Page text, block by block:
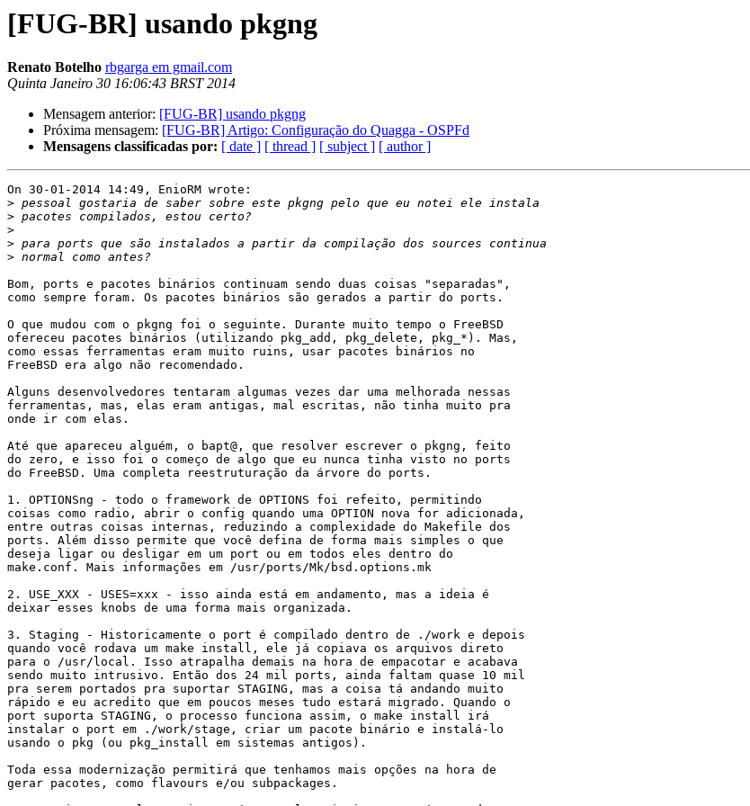
[FUG-BR] usando pkgng
Renato Botelho rbgarga em gmail.com
Quinta Janeiro 30 16:06:43 BRST 2014
Mensagem anterior: [FUG-BR] usando pkgng
Próxima mensagem: [FUG-BR] Artigo: Configuração do Quagga - OSPFd
Mensagens classificadas por: [ date ] [ thread ] [ subject ] [ author ]
On 30-01-2014 14:49, EnioRM wrote:
>
>
>
>
>
Bom, ports e pacotes binários continuam sendo duas coisas "separadas",
como sempre foram. Os pacotes binários são gerados a partir do ports.
O que mudou com o pkgng foi o seguinte. Durante muito tempo o FreeBSD
ofereceu pacotes binários (utilizando pkg_add, pkg_delete, pkg_*). Mas,
como essas ferramentas eram muito ruins, usar pacotes binários no
FreeBSD era algo não recomendado.
Alguns desenvolvedores tentaram algumas vezes dar uma melhorada nessas
ferramentas, mas, elas eram antigas, mal escritas, não tinha muito pra
onde ir com elas.
Até que apareceu alguém, o bapt@, que resolver escrever o pkgng, feito
do zero, e isso foi o começo de algo que eu nunca tinha visto no ports
do FreeBSD. Uma completa reestruturação da árvore do ports.
1. OPTIONSng - todo o framework de OPTIONS foi refeito, permitindo
coisas como radio, abrir o config quando uma OPTION nova for adicionada,
entre outras coisas internas, reduzindo a complexidade do Makefile dos
ports. Além disso permite que você defina de forma mais simples o que
deseja ligar ou desligar em um port ou em todos eles dentro do
make.conf. Mais informações em /usr/ports/Mk/bsd.options.mk
2. USE_XXX - USES=xxx - isso ainda está em andamento, mas a ideia é
deixar esses knobs de uma forma mais organizada.
3. Staging - Historicamente o port é compilado dentro de ./work e depois
quando você rodava um make install, ele já copiava os arquivos direto
para o /usr/local. Isso atrapalha demais na hora de empacotar e acabava
sendo muito intrusivo. Então dos 24 mil ports, ainda faltam quase 10 mil
pra serem portados pra suportar STAGING, mas a coisa tá andando muito
rápido e eu acredito que em poucos meses tudo estará migrado. Quando o
port suporta STAGING, o processo funciona assim, o make install irá
instalar o port em ./work/stage, criar um pacote binário e instalá-lo
usando o pkg (ou pkg_install em sistemas antigos).
Toda essa modernização permitirá que tenhamos mais opções na hora de
gerar pacotes, como flavours e/ou subpackages.